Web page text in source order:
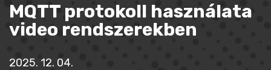
MQTT protokoll használata
video rendszerekben
2025. 12. 04.